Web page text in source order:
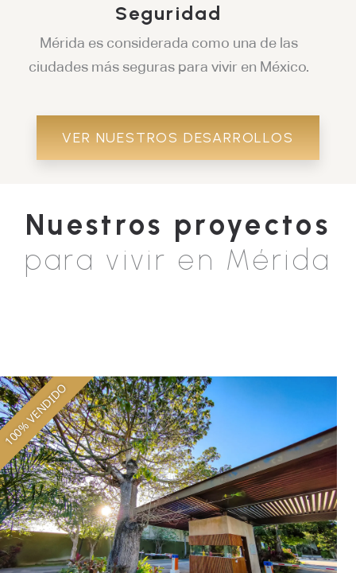
Seguridad
Mérida es considerada como una de las
ciudades más seguras para vivir en México.
VER NUESTROS DESARROLLOS
Nuestros proyectos
para vivir en Mérida
100% VENDIDO